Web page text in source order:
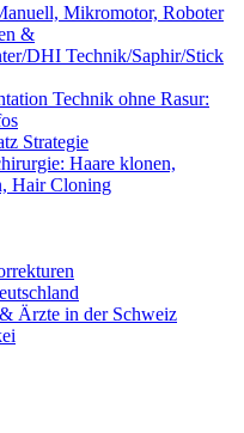
Mikromotor, Roboter
&
DHI Technik/Saphir/Stick
Technik ohne Rasur:
Strategie
Haare klonen,
Hair Cloning
Ärzte in der Schweiz